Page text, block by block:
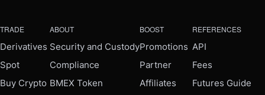
TRADE
Derivatives
Spot
Buy Crypto
ABOUT
Security and Custody
Compliance
BMEX Token
BOOST
Promotions
Partner
Affiliates
REFERENCES
API
Fees
Futures Guide